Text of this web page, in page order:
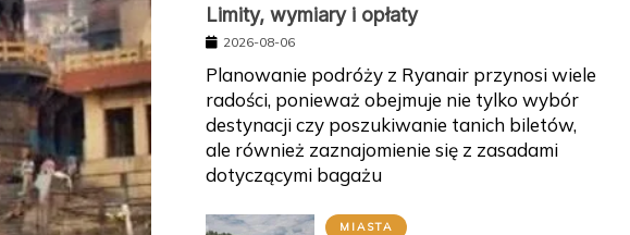
Limity, wymiary i opłaty
2026-08-06
Planowanie podróży z Ryanair przynosi wiele
radości, ponieważ obejmuje nie tylko wybór
destynacji czy poszukiwanie tanich biletów,
ale również zaznajomienie się z zasadami
dotyczącymi bagażu
MIASTA